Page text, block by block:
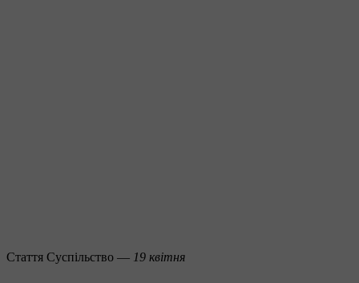
Стаття Суспільство — 19 квітня